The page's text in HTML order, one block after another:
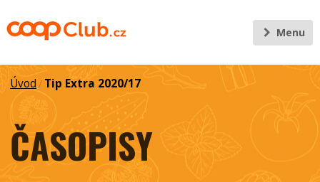
Menu
Úvod / Tip Extra 2020/17
ČASOPISY